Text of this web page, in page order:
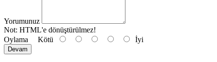
Yorumunuz
Not: HTML'e dönüştürülmez!
Oylama Kötü İyi
Devam